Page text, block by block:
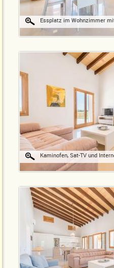
Essplatz im Wohnzimmer
Kaminofen, Sat-TV und